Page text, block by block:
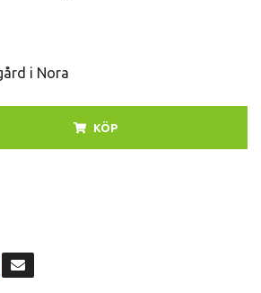
i Nora
KÖP